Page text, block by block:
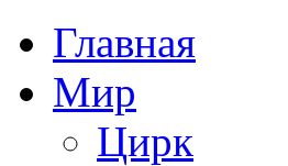
Главная
Мир
Цирк